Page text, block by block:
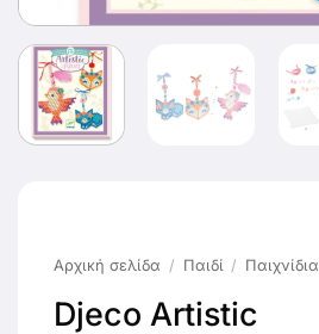
Αρχική σελίδα / Παιδί / Παιχνίδια
Djeco Artistic